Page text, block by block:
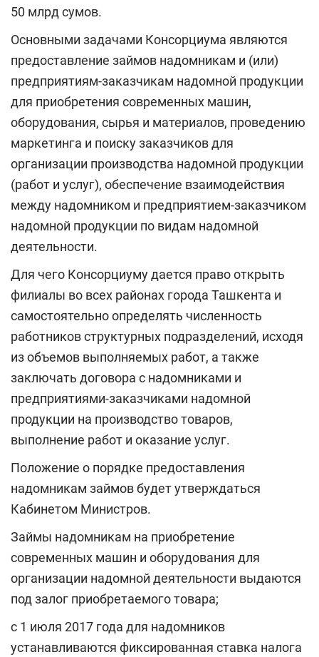
50 млрд сумов.
Основными задачами Консорциума являются
предоставление займов надомникам и (или)
предприятиям-заказчикам надомной продукции
для приобретения современных машин,
оборудования, сырья и материалов, проведению
маркетинга и поиску заказчиков для
организации производства надомной продукции
(работ и услуг), обеспечение взаимодействия
между надомником и предприятием-заказчиком
надомной продукции по видам надомной
деятельности.
Для чего Консорциуму дается право открыть
филиалы во всех районах города Ташкента и
самостоятельно определять численность
работников структурных подразделений, исходя
из объемов выполняемых работ, а также
заключать договора с надомниками и
предприятиями-заказчиками надомной
продукции на производство товаров,
выполнение работ и оказание услуг.
Положение о порядке предоставления
надомникам займов будет утверждаться
Кабинетом Министров.
Займы надомникам на приобретение
современных машин и оборудования для
организации надомной деятельности выдаются
под залог приобретаемого товара;
с 1 июля 2017 года для надомников
устанавливаются фиксированная ставка налога